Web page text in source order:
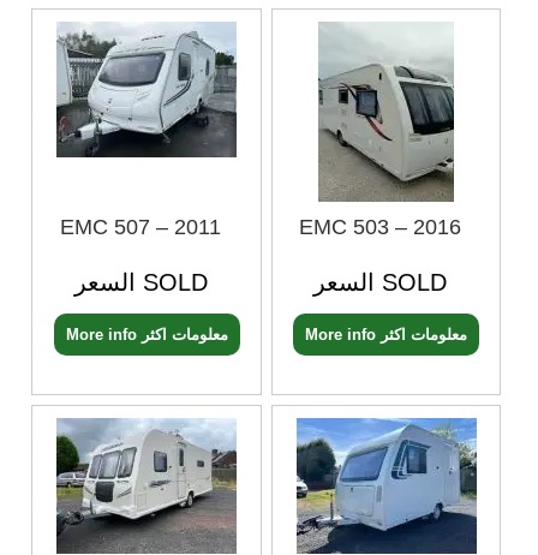
EMC 507 – 2011
السعر SOLD
More info معلومات اكثر
EMC 503 – 2016
السعر SOLD
More info معلومات اكثر